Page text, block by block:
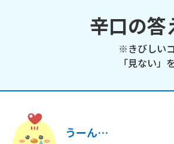
辛口の答
※きびしい
「見ない」
うーん…